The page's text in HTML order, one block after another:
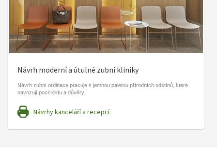
Návrh moderní a útulné zubní kliniky
Návrh zubní ordinace pracuje s jemnou paletou přírodních odstínů, které
navozují pocit klidu a důvěry.
Návrhy kanceláří a recepcí